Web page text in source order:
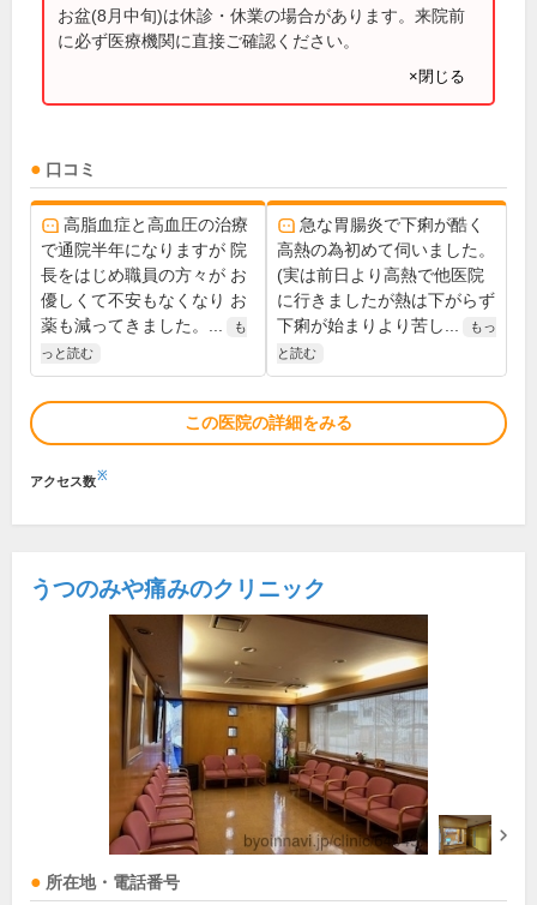
お盆(8月中旬)は休診・休業の場合があります。来院前
に必ず医療機関に直接ご確認ください。
×閉じる
口コミ
高脂血症と高血圧の治療
で通院半年になりますが 院
長をはじめ職員の方々が お
優しくて不安もなくなり お
薬も減ってきました。...
も
っと読む
急な胃腸炎で下痢が酷く
高熱の為初めて伺いました。
(実は前日より高熱で他医院
に行きましたが熱は下がらず
下痢が始まりより苦し...
もっ
と読む
この医院の詳細をみる
アクセス数※
うつのみや痛みのクリニック
所在地・電話番号